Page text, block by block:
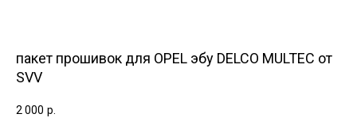
пакет прошивок для OPEL эбу DELCO MULTEC от
SVV
2 000 р.